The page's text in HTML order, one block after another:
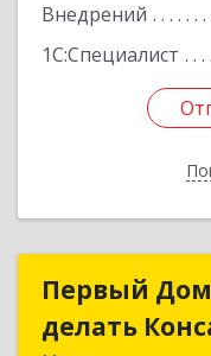
Внедрений
1С:Специалист
Первый Дом
делать
Первый